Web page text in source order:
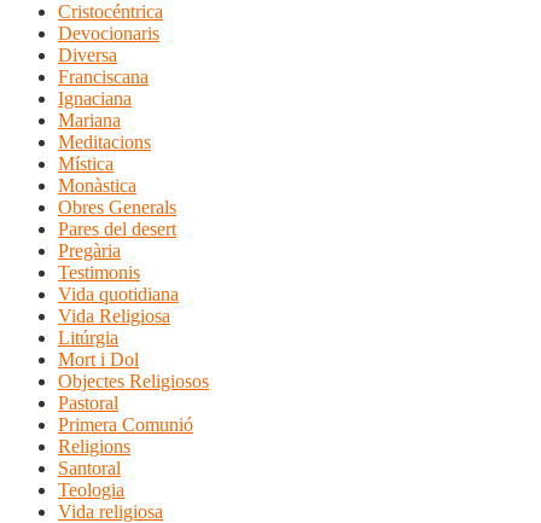
Cristocéntrica
Devocionaris
Diversa
Franciscana
Ignaciana
Mariana
Meditacions
Mística
Monàstica
Obres Generals
Pares del desert
Pregària
Testimonis
Vida quotidiana
Vida Religiosa
Litúrgia
Mort i Dol
Objectes Religiosos
Pastoral
Primera Comunió
Religions
Santoral
Teologia
Vida religiosa